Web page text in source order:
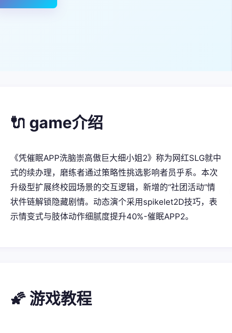
🔌 game介绍
《凭催眠APP洗脑崇高傲巨大细小姐2》称为网红SLG就中
式的续办理，磨练者通过策略性挑选影响者员乎系。本次
升级型扩展终校园场景的交互逻辑，新增的“社团活动”情
状件链解锁隐藏剧情。动态演个采用spikelet2D技巧，表
示情变式与肢体动作细腻度提升40%-催眠APP2。
🌠 游戏教程